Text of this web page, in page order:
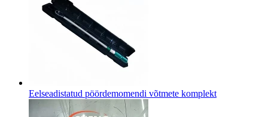
Eelseadistatud pöördemomendi võtmete komplekt